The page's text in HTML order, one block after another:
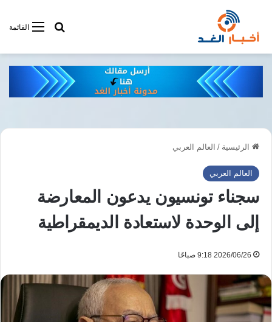
القائمةأبحت فى
الرئيسية / العالم العربي
العالم العربي
سجناء تونسيون يدعون المعارضة
إلى الوحدة لاستعادة الديمقراطية
2026/06/26 9:18 صباحًا